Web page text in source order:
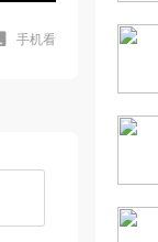
手机看